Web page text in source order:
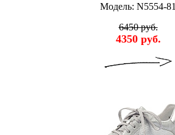
Модель: N5554-81
6450 руб.
4350 руб.